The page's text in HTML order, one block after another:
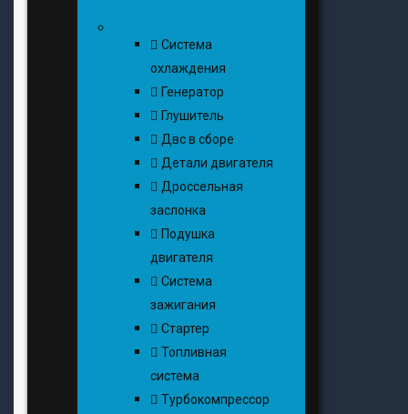
Cистема
охлаждения
Генератор
Глушитель
Двс в сборе
Детали двигателя
Дроссельная
заслонка
Подушка
двигателя
Система
зажигания
Стартер
Топливная
система
Турбокомпрессор